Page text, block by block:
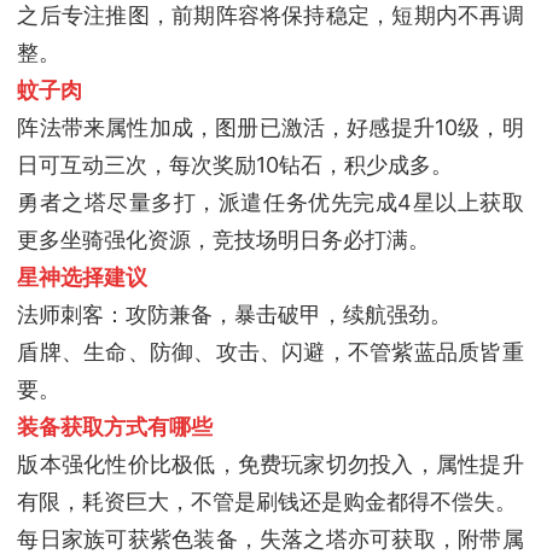
之后专注推图，前期阵容将保持稳定，短期内不再调
整。
蚊子肉
阵法带来属性加成，图册已激活，好感提升10级，明
日可互动三次，每次奖励10钻石，积少成多。
勇者之塔尽量多打，派遣任务优先完成4星以上获取
更多坐骑强化资源，竞技场明日务必打满。
星神选择建议
法师刺客：攻防兼备，暴击破甲，续航强劲。
盾牌、生命、防御、攻击、闪避，不管紫蓝品质皆重
要。
装备获取方式有哪些
版本强化性价比极低，免费玩家切勿投入，属性提升
有限，耗资巨大，不管是刷钱还是购金都得不偿失。
每日家族可获紫色装备，失落之塔亦可获取，附带属